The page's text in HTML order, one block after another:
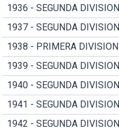
1936 - SEGUNDA DIVISION
1937 - SEGUNDA DIVISION
1938 - PRIMERA DIVISION
1939 - SEGUNDA DIVISION
1940 - SEGUNDA DIVISION
1941 - SEGUNDA DIVISION
1942 - SEGUNDA DIVISION